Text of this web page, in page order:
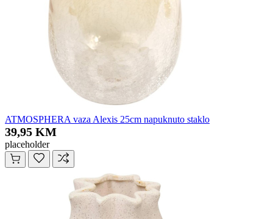
ATMOSPHERA vaza Alexis 25cm napuknuto staklo
39,95 KM
placeholder